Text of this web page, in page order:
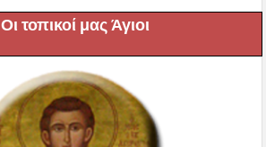
Οι τοπικοί μας Άγιοι